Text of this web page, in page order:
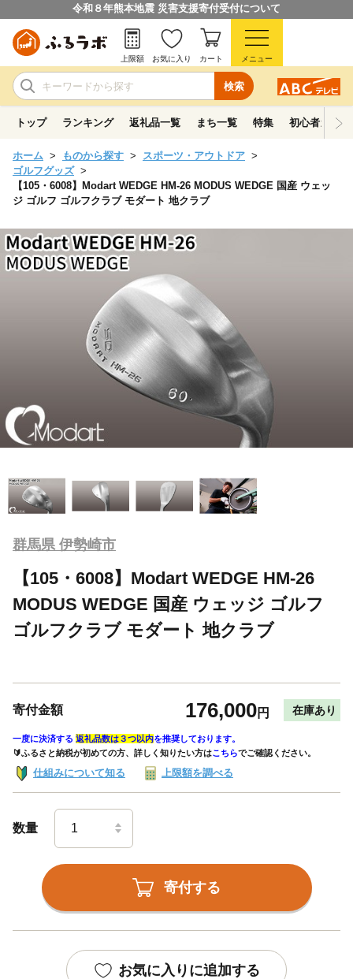
令和８年熊本地震 災害支援寄付受付について
検索
上限額 お気に入り カート メニュー
トップ ランキング 返礼品一覧 まち一覧 特集 初心者ガイド
ホーム ものから探す
スポーツ・アウトドア
ゴルフグッズ
【105・6008】Modart WEDGE HM-26 MODUS WEDGE 国産 ウェッ
ジ ゴルフ ゴルフクラブ モダート 地クラブ
群馬県 伊勢崎市
【105・6008】Modart WEDGE HM-26
MODUS WEDGE 国産 ウェッジ ゴルフ
ゴルフクラブ モダート 地クラブ
寄付金額 176,000円 在庫あり
一度に決済する 返礼品数は３つ以内を推奨しております。
🔰ふるさと納税が初めての方、詳しく知りたい方はこちらでご確認ください。
仕組みについて知る 上限額を調べる
数量
寄付する
お気に入りに追加する